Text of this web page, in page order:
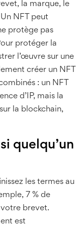
la marque, le
NFT peut
protège pas
protéger la
l’œuvre sur une
créer un NFT
: un NFT
d’IP, mais la
la blockchain,
quelqu’un
les termes au
7 % de
brevet.
est